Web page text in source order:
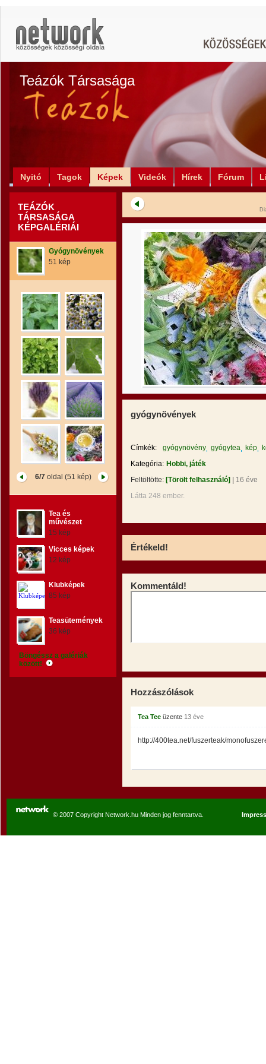
Teázók Társasága
Nyitó Tagok Képek Videók Hírek Fórum
TEÁZÓK
TÁRSASÁGA
KÉPGALÉRIÁI
Gyógynövények
51 kép
6/7oldal (51 kép)
Tea és
művészet
15 kép
Vicces képek
12 kép
Klubképek
85 kép
Teasütemények
36 kép
Böngéssz a galériák
között!
gyógynövények
Címkék: gyógynövény gyógytea kép
Kategória: Hobbi, játék
Feltöltötte: [Törölt felhasználó]
16 éve
Látta 248 ember.
Értékeld!
Kommentáld!
Hozzászólások
Tea Tee üzente 13 éve
http://400tea.net/fuszerteak/
© 2007 Copyright Network.hu Minden jog fenntartva.